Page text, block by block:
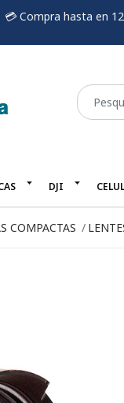
Compra hasta en
DJI
COMPACTAS